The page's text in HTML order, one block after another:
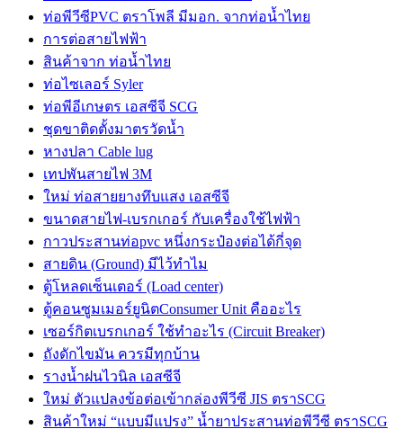
ท่อพีวีซีPVC ตราโพลี มีมอก. จากท่อน้ำไทย
การต่อสายไฟฟ้า
สินค้าจาก ท่อน้ำไทย
ท่อไซเลอร์ Syler
ท่อพีอีเกษตร เอสซีจี SCG
ชุดขาติดตั้งมาตรวัดน้ำ
หางปลา Cable lug
เทปพันสายไฟ 3M
ใหม่ ท่อสายยางทึบแสง เอสซีจี
ขนาดสายไฟ-เบรกเกอร์ กับเครื่องใช้ไฟฟ้า
กาวประสานท่อpvc หนึ่งกระป๋องต่อได้กี่จุด
สายดิน (Ground) มีไว้ทำไม
ตู้โหลดเซ็นเตอร์ (Load center)
ตู้คอนซูมเมอร์ยูนิตConsumer Unit คืออะไร
เซอร์กิตเบรกเกอร์ ใช้ทำอะไร (Circuit Breaker)
ถังดักไขมัน ควรมีทุกบ้าน
รางน้ำฝนไวนิล เอสซีจี
ใหม่ ตัวแปลงข้อต่อเข้ากล่องพีวีซี JIS ตราSCG
สินค้าใหม่ “แบบมีแปรง” น้ำยาประสานท่อพีวีซี ตราSCG